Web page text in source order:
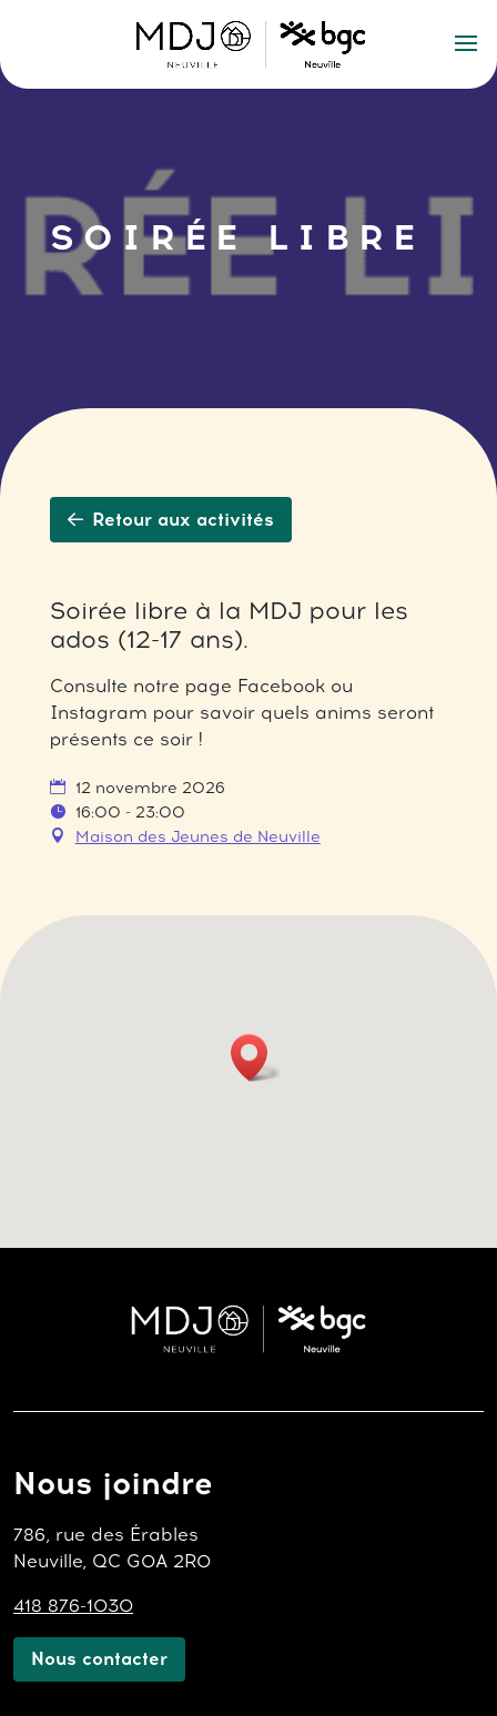
SOIRÉE LIBRE
Retour aux activités
Soirée libre à la MDJ pour les
ados (12-17 ans).
Consulte notre page Facebook ou
Instagram pour savoir quels anims seront
présents ce soir !
12 novembre 2026
16:00 - 23:00
Maison des Jeunes de Neuville
Nous joindre
786, rue des Érables
Neuville, QC G0A 2R0
418 876-1030
Nous contacter